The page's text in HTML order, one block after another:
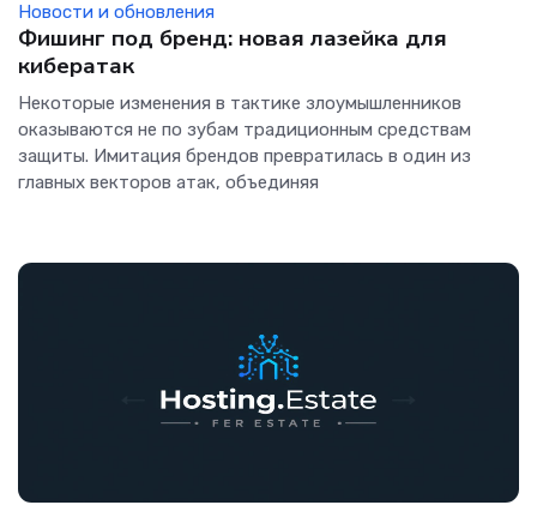
Новости и обновления
Фишинг под бренд: новая лазейка для
кибератак
Некоторые изменения в тактике злоумышленников
оказываются не по зубам традиционным средствам
защиты. Имитация брендов превратилась в один из
главных векторов атак, объединяя